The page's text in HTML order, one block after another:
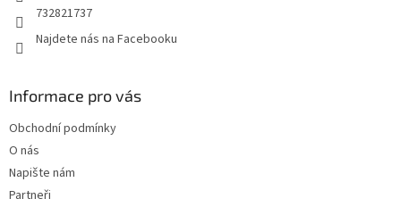
732821737
Najdete nás na Facebooku
Informace pro vás
Obchodní podmínky
O nás
Napište nám
Partneři